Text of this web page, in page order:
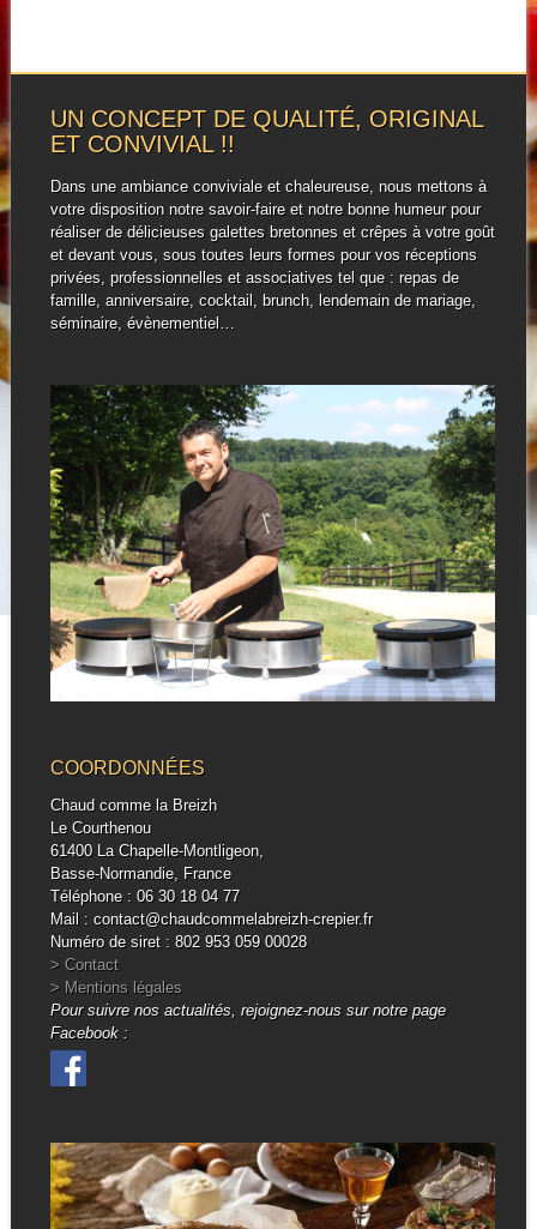
UN CONCEPT DE QUALITÉ, ORIGINAL
ET CONVIVIAL !!
Dans une ambiance conviviale et chaleureuse, nous mettons à
votre disposition notre savoir-faire et notre bonne humeur pour
réaliser de délicieuses galettes bretonnes et crêpes à votre goût
et devant vous, sous toutes leurs formes pour vos réceptions
privées, professionnelles et associatives tel que : repas de
famille, anniversaire, cocktail, brunch, lendemain de mariage,
séminaire, évènementiel…
COORDONNÉES
Chaud comme la Breizh
Le Courthenou
61400 La Chapelle-Montligeon,
Basse-Normandie, France
Téléphone : 06 30 18 04 77
Mail : contact@chaudcommelabreizh-crepier.fr
Numéro de siret : 802 953 059 00028
> Contact
> Mentions légales
Pour suivre nos actualités, rejoignez-nous sur notre page
Facebook :